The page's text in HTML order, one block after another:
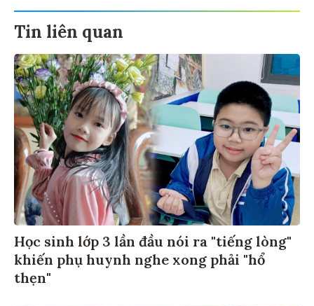
Tin liên quan
Học sinh lớp 3 lần đầu nói ra "tiếng lòng"
khiến phụ huynh nghe xong phải "hổ
thẹn"